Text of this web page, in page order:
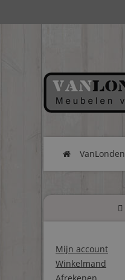
VanLonden
Mijn account
Winkelmand